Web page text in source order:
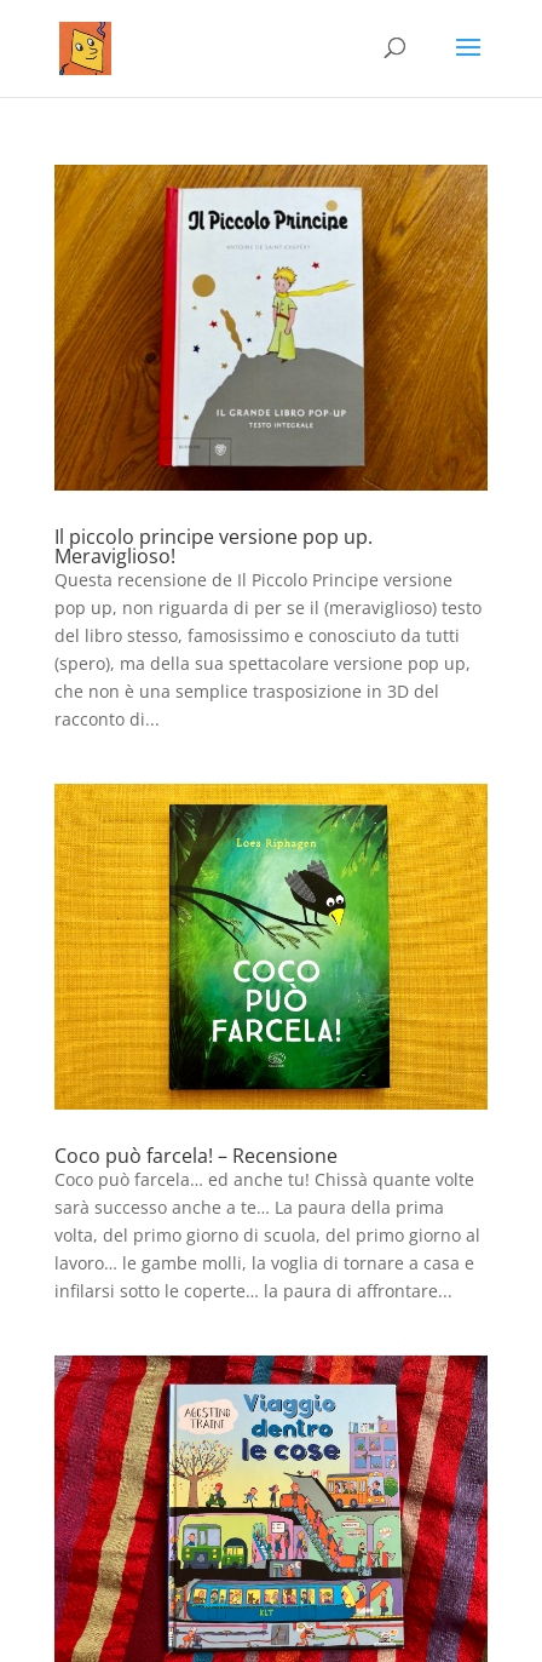
Il piccolo principe versione pop up.
Meraviglioso!
Questa recensione de Il Piccolo Principe versione
pop up, non riguarda di per se il (meraviglioso) testo
del libro stesso, famosissimo e conosciuto da tutti
(spero), ma della sua spettacolare versione pop up,
che non è una semplice trasposizione in 3D del
racconto di...
Coco può farcela! – Recensione
Coco può farcela… ed anche tu! Chissà quante volte
sarà successo anche a te… La paura della prima
volta, del primo giorno di scuola, del primo giorno al
lavoro… le gambe molli, la voglia di tornare a casa e
infilarsi sotto le coperte… la paura di affrontare...